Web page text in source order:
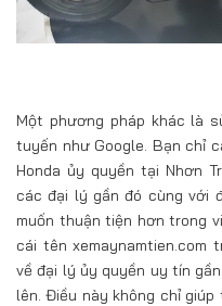
Một phương pháp khác là
tuyến như Google. Bạn chỉ
Honda ủy quyền tại Nhơn
các đại lý gần đó cùng với
muốn thuận tiện hơn trong
cái tên xemaynamtien.com
về đại lý ủy quyền uy tín
lên. Điều này không chỉ